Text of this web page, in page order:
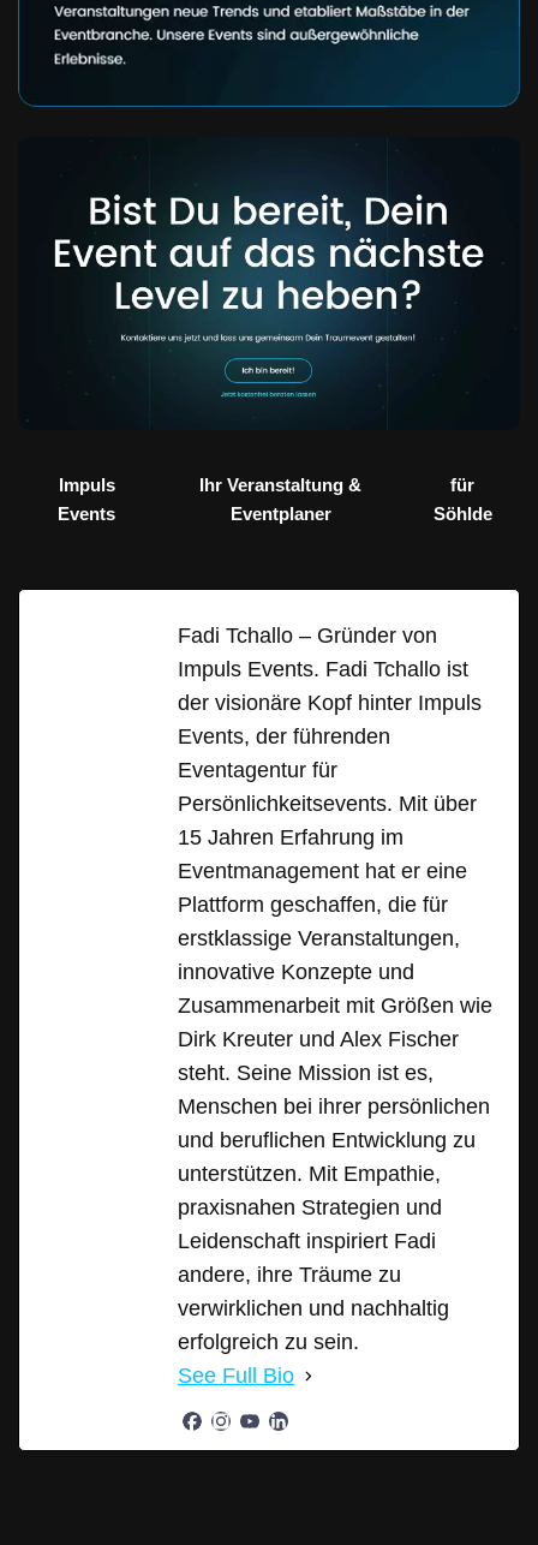
Impuls
Events
Ihr Veranstaltung &
Eventplaner
für
Söhlde
Fadi Tchallo – Gründer von
Impuls Events. Fadi Tchallo ist
der visionäre Kopf hinter Impuls
Events, der führenden
Eventagentur für
Persönlichkeitsevents. Mit über
15 Jahren Erfahrung im
Eventmanagement hat er eine
Plattform geschaffen, die für
erstklassige Veranstaltungen,
innovative Konzepte und
Zusammenarbeit mit Größen wie
Dirk Kreuter und Alex Fischer
steht. Seine Mission ist es,
Menschen bei ihrer persönlichen
und beruflichen Entwicklung zu
unterstützen. Mit Empathie,
praxisnahen Strategien und
Leidenschaft inspiriert Fadi
andere, ihre Träume zu
verwirklichen und nachhaltig
erfolgreich zu sein.
See Full Bio